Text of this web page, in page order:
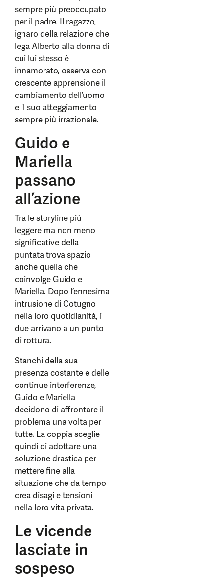
sempre più preoccupato
per il padre. Il ragazzo,
ignaro della relazione che
lega Alberto alla donna di
cui lui stesso è
innamorato, osserva con
crescente apprensione il
cambiamento dell’uomo
e il suo atteggiamento
sempre più irrazionale.
Guido e
Mariella
passano
all’azione
Tra le storyline più
leggere ma non meno
significative della
puntata trova spazio
anche quella che
coinvolge Guido e
Mariella. Dopo l’ennesima
intrusione di Cotugno
nella loro quotidianità, i
due arrivano a un punto
di rottura.
Stanchi della sua
presenza costante e delle
continue interferenze,
Guido e Mariella
decidono di affrontare il
problema una volta per
tutte. La coppia sceglie
quindi di adottare una
soluzione drastica per
mettere fine alla
situazione che da tempo
crea disagi e tensioni
nella loro vita privata.
Le vicende
lasciate in
sospeso